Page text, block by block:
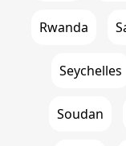
Rwanda
Seychelles
Soudan